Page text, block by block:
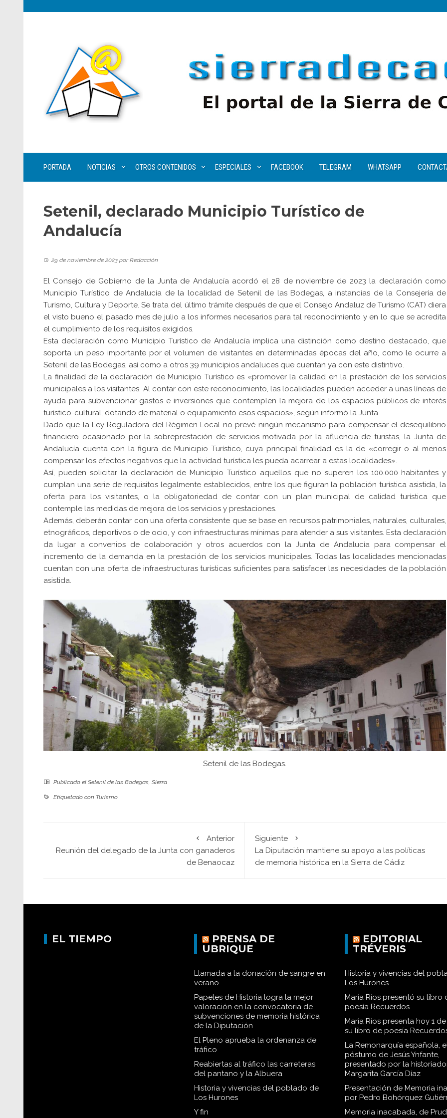
PORTADA NOTICIAS OTROS CONTENIDOS ESPECIALES FACEBOOK TELEGRAM WHATSAPP
Setenil, declarado Municipio Turístico de
Andalucía
29 de noviembre de 2023 porRedacción
El Consejo de Gobierno de la Junta de Andalucía acordó el 28 de noviembre de 2023 la declaración como
Municipio Turístico de Andalucía de la localidad de Setenil de las Bodegas, a instancias de la Consejería de
Turismo, Cultura y Deporte. Se trata del último trámite después de que el Consejo Andaluz de Turismo (CAT) diera
el visto bueno el pasado mes de julio a los informes necesarios para tal reconocimiento y en lo que se acredita
el cumplimiento de los requisitos exigidos.
Esta declaración como Municipio Turístico de Andalucía implica una distinción como destino destacado, que
soporta un peso importante por el volumen de visitantes en determinadas épocas del año, como le ocurre a
Setenil de las Bodegas, así como a otros 39 municipios andaluces que cuentan ya con este distintivo.
La finalidad de la declaración de Municipio Turístico es «promover la calidad en la prestación de los servicios
municipales a los visitantes. Al contar con este reconocimiento, las localidades pueden acceder a unas líneas de
ayuda para subvencionar gastos e inversiones que contemplen la mejora de los espacios públicos de interés
turístico-cultural, dotando de material o equipamiento esos espacios», según informó la Junta.
Dado que la Ley Reguladora del Régimen Local no prevé ningún mecanismo para compensar el desequilibrio
financiero ocasionado por la sobreprestación de servicios motivada por la afluencia de turistas, la Junta de
Andalucía cuenta con la figura de Municipio Turístico, cuya principal finalidad es la de «corregir o al menos
compensar los efectos negativos que la actividad turística les pueda acarrear a estas localidades».
Así, pueden solicitar la declaración de Municipio Turístico aquellos que no superen los 100.000 habitantes y
cumplan una serie de requisitos legalmente establecidos, entre los que figuran la población turística asistida, la
oferta para los visitantes, o la obligatoriedad de contar con un plan municipal de calidad turística que
contemple las medidas de mejora de los servicios y prestaciones.
Además, deberán contar con una oferta consistente que se base en recursos patrimoniales, naturales, culturales,
etnográficos, deportivos o de ocio, y con infraestructuras mínimas para atender a sus visitantes. Esta declaración
da lugar a convenios de colaboración y otros acuerdos con la Junta de Andalucía para compensar el
incremento de la demanda en la prestación de los servicios municipales. Todas las localidades mencionadas
cuentan con una oferta de infraestructuras turísticas suficientes para satisfacer las necesidades de la población
asistida.
Setenil de las Bodegas.
Publicado el Setenil de las Bodegas Sierra
Etiquetado con Turismo
Anterior
Reunión del delegado de la Junta con ganaderos
de Benaocaz
Siguiente
La Diputación mantiene su apoyo a las políticas
de memoria histórica en la Sierra de Cádiz
EL TIEMPO
PRENSA DE
UBRIQUE
Llamada a la donación de sangre en
verano
Papeles de Historia logra la mejor
valoración en la convocatoria de
subvenciones de memoria histórica
de la Diputación
El Pleno aprueba la ordenanza de
tráfico
Reabiertas al tráfico las carreteras
del pantano y la Albuera
Historia y vivencias del poblado de
Los Hurones
Y fin
EDITORIAL
TRÉVERIS
Historia y vivencias del
Los Hurones
María Ríos presentó su libro
poesía Recuerdos
María Ríos presenta hoy 1
su libro de poesía
La Remonarquía española,
póstumo de Jesús Ynfante,
presentado por la
Margarita García Díaz
Presentación de Memoria
por Pedro Bohórquez
Memoria inacabada, de